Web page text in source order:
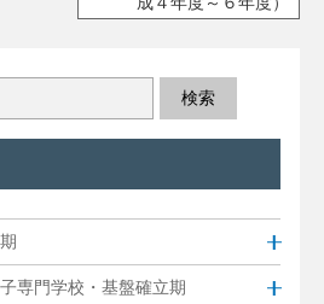
専門学校・基盤確立期